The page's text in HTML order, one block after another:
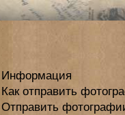
Информация
Как отправить
Отправить